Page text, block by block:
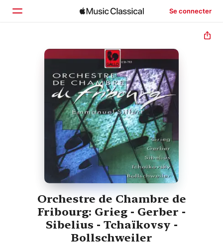
Se connecter
Accueil
Rechercher
Orchestre de Chambre de
Fribourg: Grieg - Gerber -
Sibelius - Tchaïkovsy -
Bollschweiler